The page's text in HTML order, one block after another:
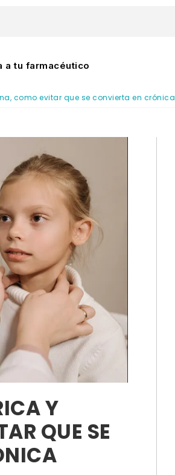
a tu farmacéutico
como evitar que se convierta en crónica
Y
QUE SE